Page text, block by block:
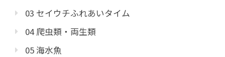
03 セイウチふれあいタイム
04 爬虫類・両生類
05 海水魚